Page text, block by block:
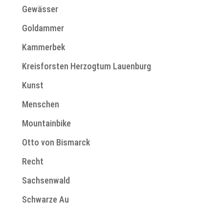
Gewässer
Goldammer
Kammerbek
Kreisforsten Herzogtum Lauenburg
Kunst
Menschen
Mountainbike
Otto von Bismarck
Recht
Sachsenwald
Schwarze Au